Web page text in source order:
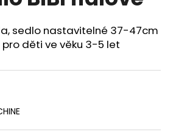
sedlo nastavitelné 37-47cm
děti ve věku 3-5 let